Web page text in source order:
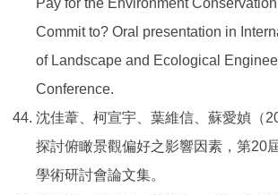
Pay for the Environment
Commit to? Oral presentation in
of Landscape and Ecological
Conference.
沈佳葦、柯宣宇、葉維信、蘇愛媜（
探討俯瞰景觀偏好之影響因素，第20
學術研討會論文集。